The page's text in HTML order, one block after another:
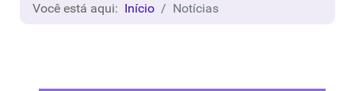
Você está aqui: Início Notícias